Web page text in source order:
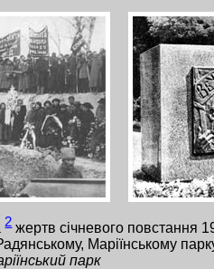
2жертв січневого повстання
Маріїнському
парк